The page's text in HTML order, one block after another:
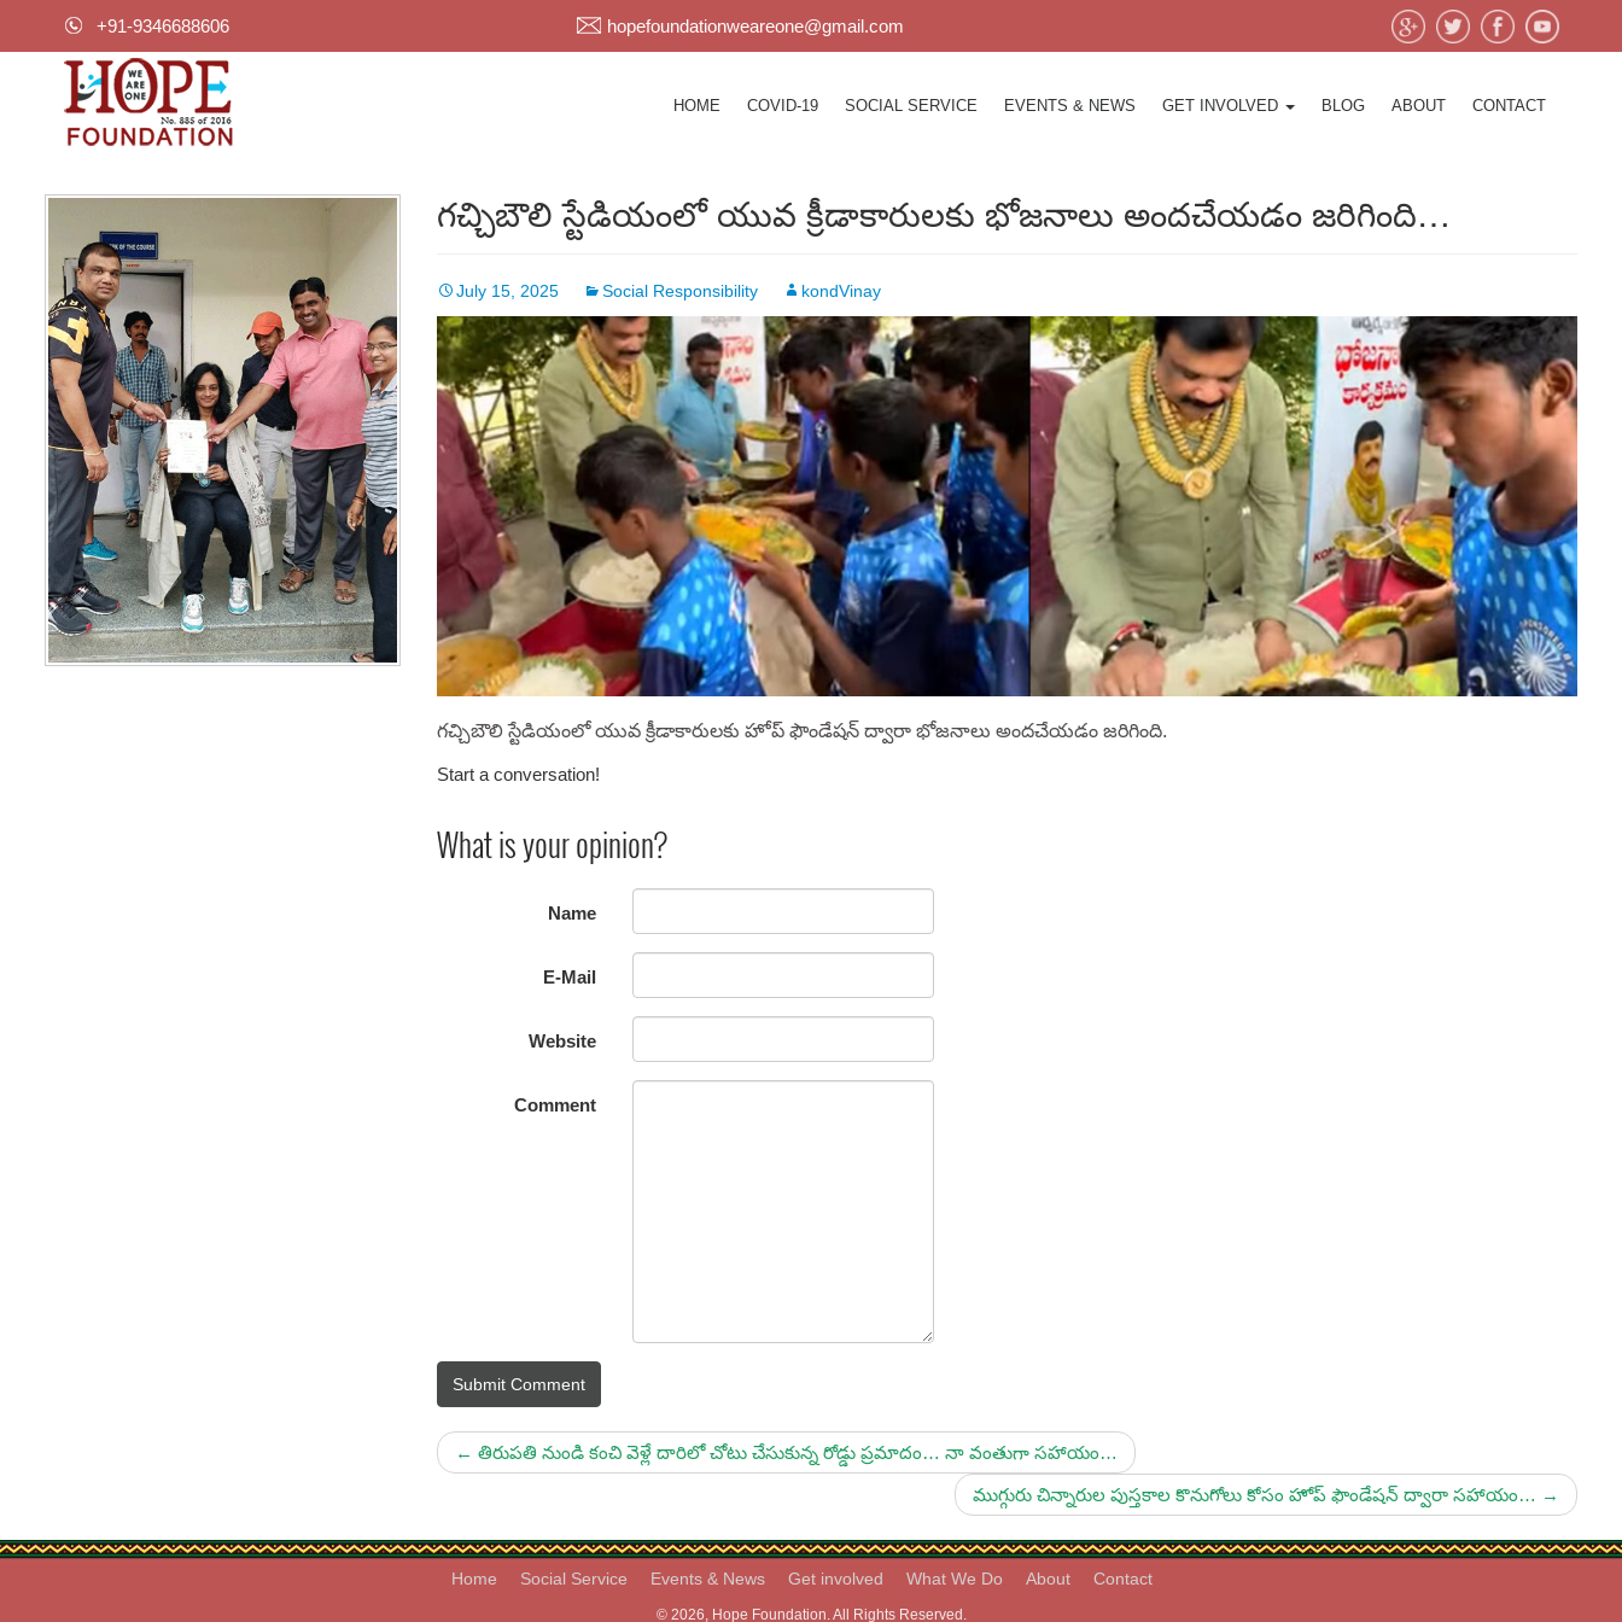
+91-9346688606 hopefoundationweareone@gmail.com
HOME COVID-19 SOCIAL SERVICE EVENTS & NEWS GET INVOLVED BLOG ABOUT CONTACT
గచ్చిబౌలి స్టేడియంలో యువ క్రీడాకారులకు భోజనాలు అందచేయడం జరిగింది…
July 15, 2025 Social Responsibility kondVinay
గచ్చిబౌలి స్టేడియంలో యువ క్రీడాకారులకు హోప్ ఫౌండేషన్ ద్వారా భోజనాలు అందచేయడం జరిగింది.
Start a conversation!
What is your opinion?
Name
E-Mail
Website
Comment
Submit Comment
← తిరుపతి నుండి కంచి వెళ్లే దారిలో చోటు చేసుకున్న రోడ్డు ప్రమాదం… నా వంతుగా సహాయం…
ముగ్గురు చిన్నారుల పుస్తకాల కొనుగోలు కోసం హోప్ ఫౌండేషన్ ద్వారా సహాయం… →
Home Social Service Events & News Get involved What We Do About Contact
© 2026, Hope Foundation. All Rights Reserved.